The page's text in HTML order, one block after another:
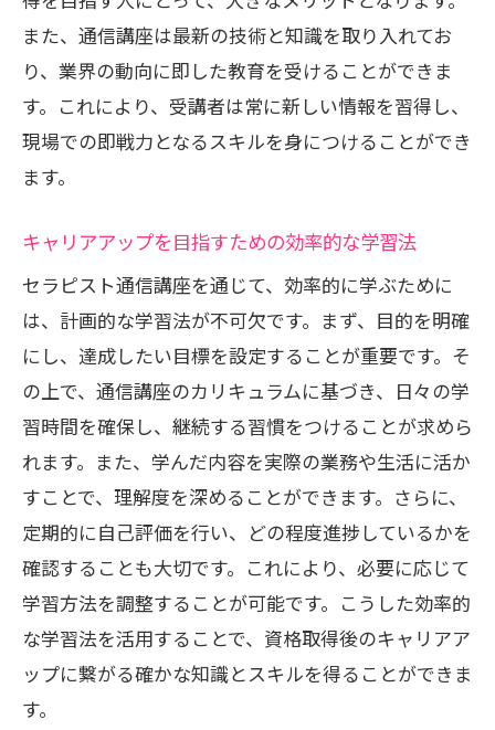
また、通信講座は最新の技術と知識を取り入れてお
り、業界の動向に即した教育を受けることができま
す。これにより、受講者は常に新しい情報を習得し、
現場での即戦力となるスキルを身につけることができ
ます。
キャリアアップを目指すための効率的な学習法
セラピスト通信講座を通じて、効率的に学ぶために
は、計画的な学習法が不可欠です。まず、目的を明確
にし、達成したい目標を設定することが重要です。そ
の上で、通信講座のカリキュラムに基づき、日々の学
習時間を確保し、継続する習慣をつけることが求めら
れます。また、学んだ内容を実際の業務や生活に活か
すことで、理解度を深めることができます。さらに、
定期的に自己評価を行い、どの程度進捗しているかを
確認することも大切です。これにより、必要に応じて
学習方法を調整することが可能です。こうした効率的
な学習法を活用することで、資格取得後のキャリアア
ップに繋がる確かな知識とスキルを得ることができま
す。